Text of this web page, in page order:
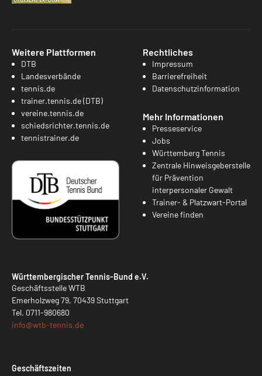
Weitere Plattformen
DTB
Landesverbände
tennis.de
trainer.tennis.de (DTB)
vereine.tennis.de
schiedsrichter.tennis.de
tennistrainer.de
Rechtliches
Impressum
Barrierefreiheit
Datenschutzinformation
Mehr Informationen
Presseservice
Jobs
Württemberg Tennis
Zentrale Hinweisgeberstelle
für Prävention
interpersonaler Gewalt
Trainer- & Platzwart-Portal
Vereine finden
Württembergischer Tennis-Bund e.V.
Geschäftsstelle WTB
Emerholzweg 79, 70439 Stuttgart
Tel. 0711-980680
info@wtb-tennis.de
Geschäftszeiten